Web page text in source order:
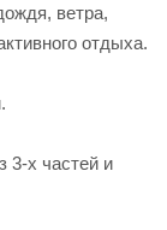
ветра,
отдыха.
3-х частей и